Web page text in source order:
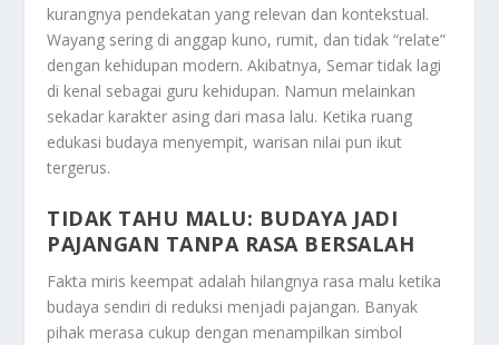
kurangnya pendekatan yang relevan dan kontekstual.
Wayang sering di anggap kuno, rumit, dan tidak “relate”
dengan kehidupan modern. Akibatnya, Semar tidak lagi
di kenal sebagai guru kehidupan. Namun melainkan
sekadar karakter asing dari masa lalu. Ketika ruang
edukasi budaya menyempit, warisan nilai pun ikut
tergerus.
TIDAK TAHU MALU: BUDAYA JADI
PAJANGAN TANPA RASA BERSALAH
Fakta miris keempat adalah hilangnya rasa malu ketika
budaya sendiri di reduksi menjadi pajangan. Banyak
pihak merasa cukup dengan menampilkan simbol